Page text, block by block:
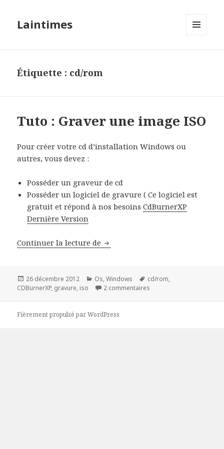
Laintimes
Étiquette : cd/rom
Tuto : Graver une image ISO
Pour créer votre cd d’installation Windows ou
autres, vous devez :
Posséder un graveur de cd
Posséder un logiciel de gravure ( Ce logiciel est
gratuit et répond à nos besoinsCdBurnerXP
Dernière Version
Continuer la lecture de Tuto : Graver une image ISO
Publié
le
26 décembre 2012 Catégories
Os,Windows
Mots-
clés
cd/rom,
CDBurnerXP, gravure, iso 2 commentaires
Fièrement propulsé par WordPress